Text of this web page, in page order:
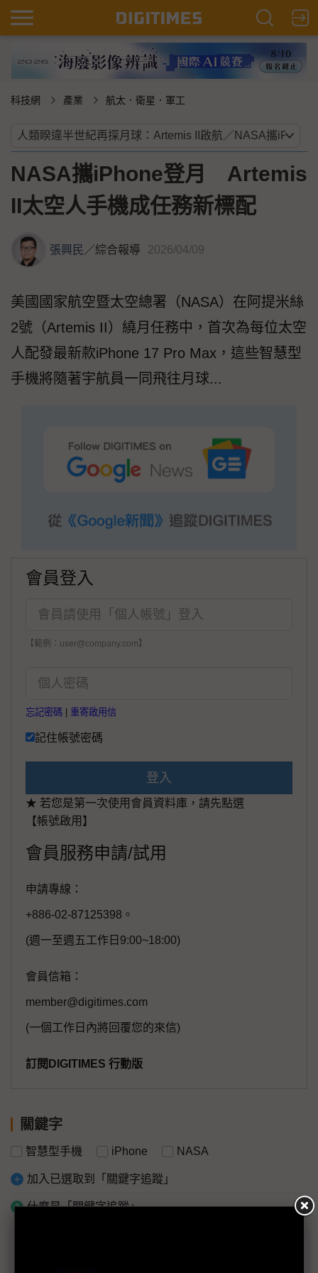
科技網 產業 航太．衛星．軍工
NASA攜iPhone登月 Artemis
II太空人手機成任務新標配
張興民／綜合報導 2026/04/09
美國國家航空暨太空總署（NASA）在阿提米絲
2號（Artemis II）繞月任務中，首次為每位太空
人配發最新款iPhone 17 Pro Max，這些智慧型
手機將隨著宇航員一同飛往月球...
會員登入
【範例：user@company.com】
忘記密碼 重寄啟用信
記住帳號密碼
登入
★ 若您是第一次使用會員資料庫，請先點選
【帳號啟用】
會員服務申請/試用
申請專線：
+886-02-87125398。
(週一至週五工作日9:00~18:00)
會員信箱：
member@digitimes.com
(一個工作日內將回覆您的來信)
訂閱DIGITIMES 行動版
關鍵字
智慧型手機 iPhone NASA
加入已選取到「關鍵字追蹤」
什麼是「關鍵字追蹤」